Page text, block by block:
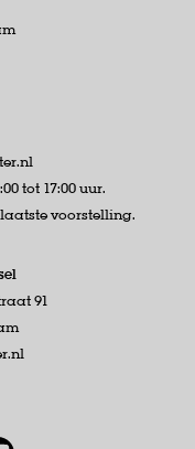
tot 17:00 uur.
voorstelling.
91